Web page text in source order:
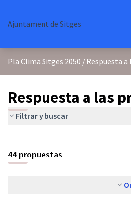
Ajuntament de Sitges
Pla Clima Sitges 2050 / Respuesta a
Respuesta a las
Filtrar y buscar
44 propuestas